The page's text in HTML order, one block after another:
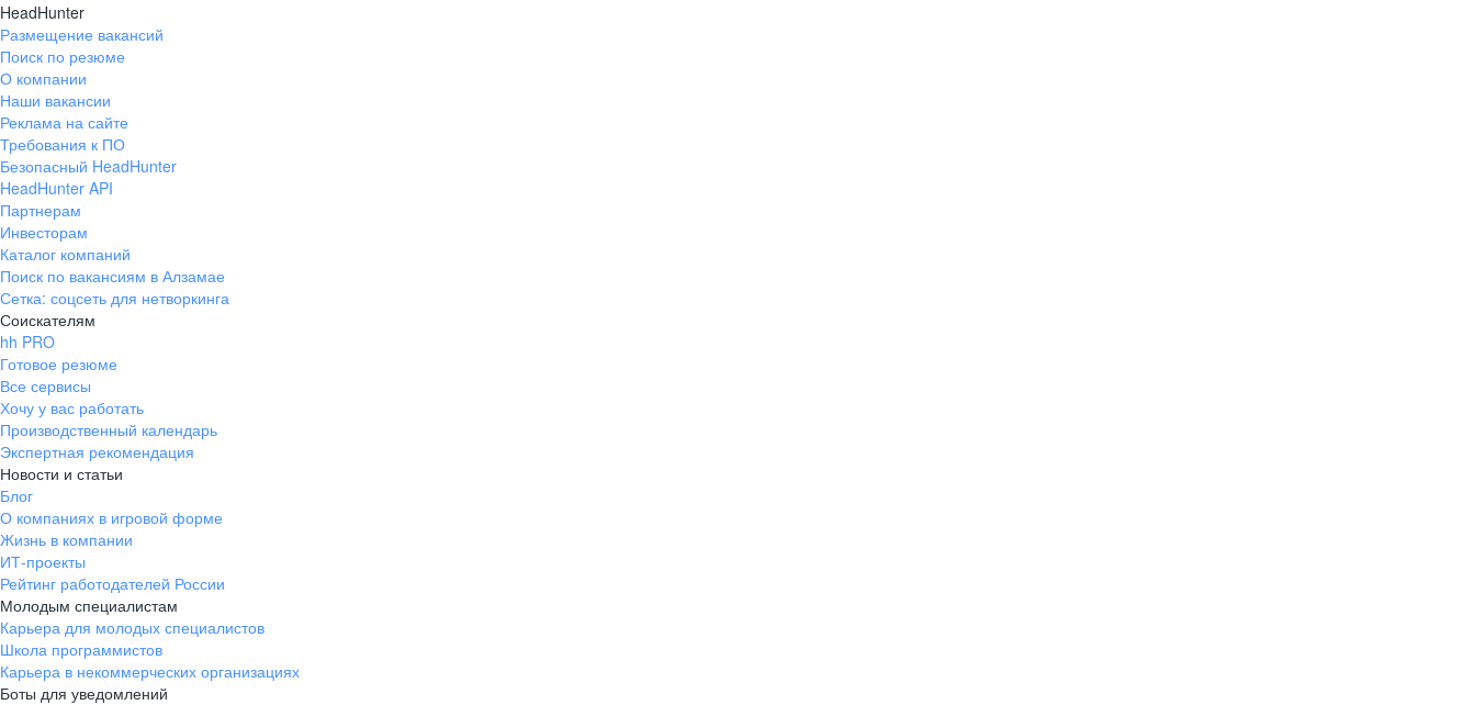
HeadHunter
Размещение вакансий
Поиск по резюме
О компании
Наши вакансии
Реклама на сайте
Требования к ПО
Безопасный HeadHunter
HeadHunter API
Партнерам
Инвесторам
Каталог компаний
Поиск по вакансиям в Алзамае
Сетка: соцсеть для нетворкинга
Соискателям
hh PRO
Готовое резюме
Все сервисы
Хочу у вас работать
Производственный календарь
Экспертная рекомендация
Новости и статьи
Блог
О компаниях в игровой форме
Жизнь в компании
ИТ-проекты
Рейтинг работодателей России
Молодым специалистам
Карьера для молодых специалистов
Школа программистов
Карьера в некоммерческих организациях
Боты для уведомлений